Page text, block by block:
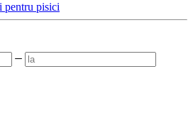
pentru pisici